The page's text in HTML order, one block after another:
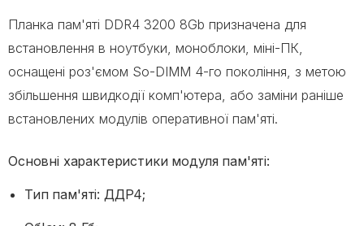
Планка пам'яті DDR4 3200 8Gb призначена для
встановлення в ноутбуки, моноблоки, міні-ПК,
оснащені роз'ємом So-DIMM 4-го покоління, з метою
збільшення швидкодії комп'ютера, або заміни раніше
встановлених модулів оперативної пам'яті.
Основні характеристики модуля пам'яті:
Тип пам'яті: ДДР4;